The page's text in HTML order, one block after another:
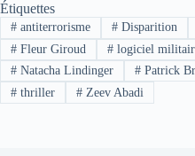
Étiquettes
#antiterrorisme #Disparition
#Fleur Giroud #logiciel
#Natacha Lindinger #Patrick
#thriller #Zeev Abadi